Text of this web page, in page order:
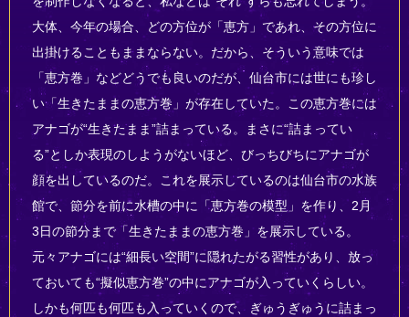
大体、今年の場合、どの方位が「恵方」であれ、その方位に
出掛けることもままならない。だから、そういう意味では
「恵方巻」などどうでも良いのだが、仙台市には世にも珍し
い「生きたままの恵方巻」が存在していた。この恵方巻には
アナゴが“生きたまま”詰まっている。まさに“詰まってい
る”としか表現のしようがないほど、びっちびちにアナゴが
顔を出しているのだ。これを展示しているのは仙台市の水族
館で、節分を前に水槽の中に「恵方巻の模型」を作り、2月
3日の節分まで「生きたままの恵方巻」を展示している。
元々アナゴには“細長い空間”に隠れたがる習性があり、放っ
ておいても“擬似恵方巻”の中にアナゴが入っていくらしい。
しかも何匹も何匹も入っていくので、ぎゅうぎゅうに詰まっ